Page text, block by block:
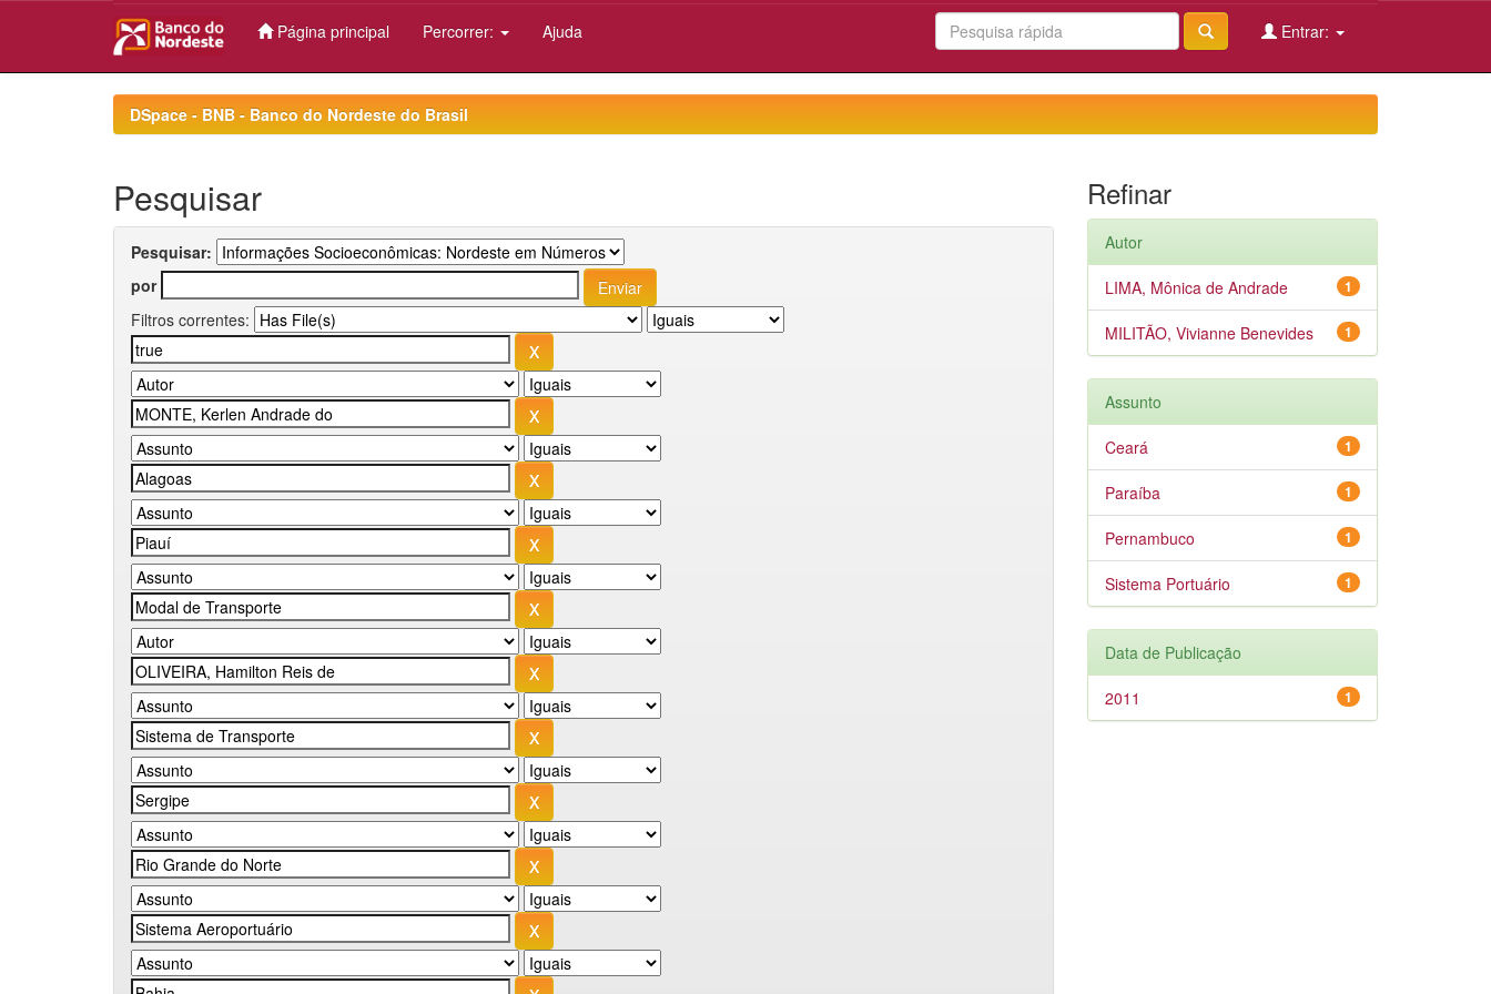
Página principal Percorrer: Ajuda Entrar:
DSpace - BNB - Banco do Nordeste do Brasil
Pesquisar
Pesquisar:
por
Filtros correntes:
Refinar
Autor
1
LIMA, Mônica de Andrade
1
MILITÃO, Vivianne Benevides
Assunto
1
Ceará
1
Paraíba
1
Pernambuco
1
Sistema Portuário
Data de Publicação
1
2011